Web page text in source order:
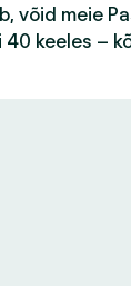
võid meie
keeles –